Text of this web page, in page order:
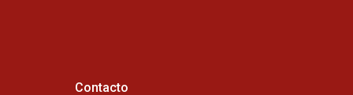
Contacto